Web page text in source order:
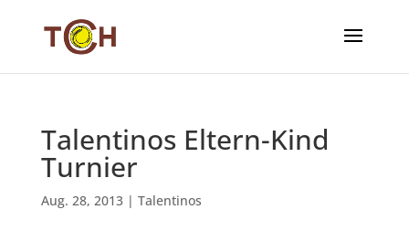
Talentinos Eltern-Kind
Turnier
Aug. 28, 2013| Talentinos